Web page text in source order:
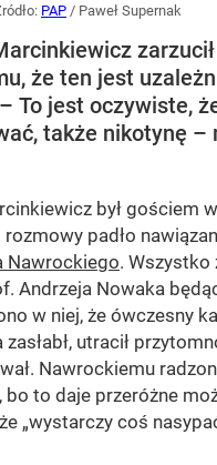
PAP / Paweł Supernak
że ten jest
To jest oczywiste,
także nikotynę –
był gościem
padło
Nawrockiego. Wszystko
Andrzeja Nowaka
w niej, że ówczesny
utracił
Nawrockiemu
bo to daje przeróżne
„wystarczy coś